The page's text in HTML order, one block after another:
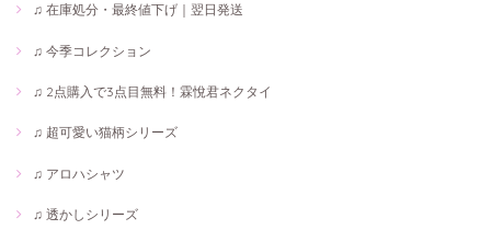
♫ 在庫処分・最終値下げ｜翌日発送
♫ 今季コレクション
♫ 2点購入で3点目無料！霖悅君ネクタイ
♫ 超可愛い猫柄シリーズ
♫ アロハシャツ
♫ 透かしシリーズ